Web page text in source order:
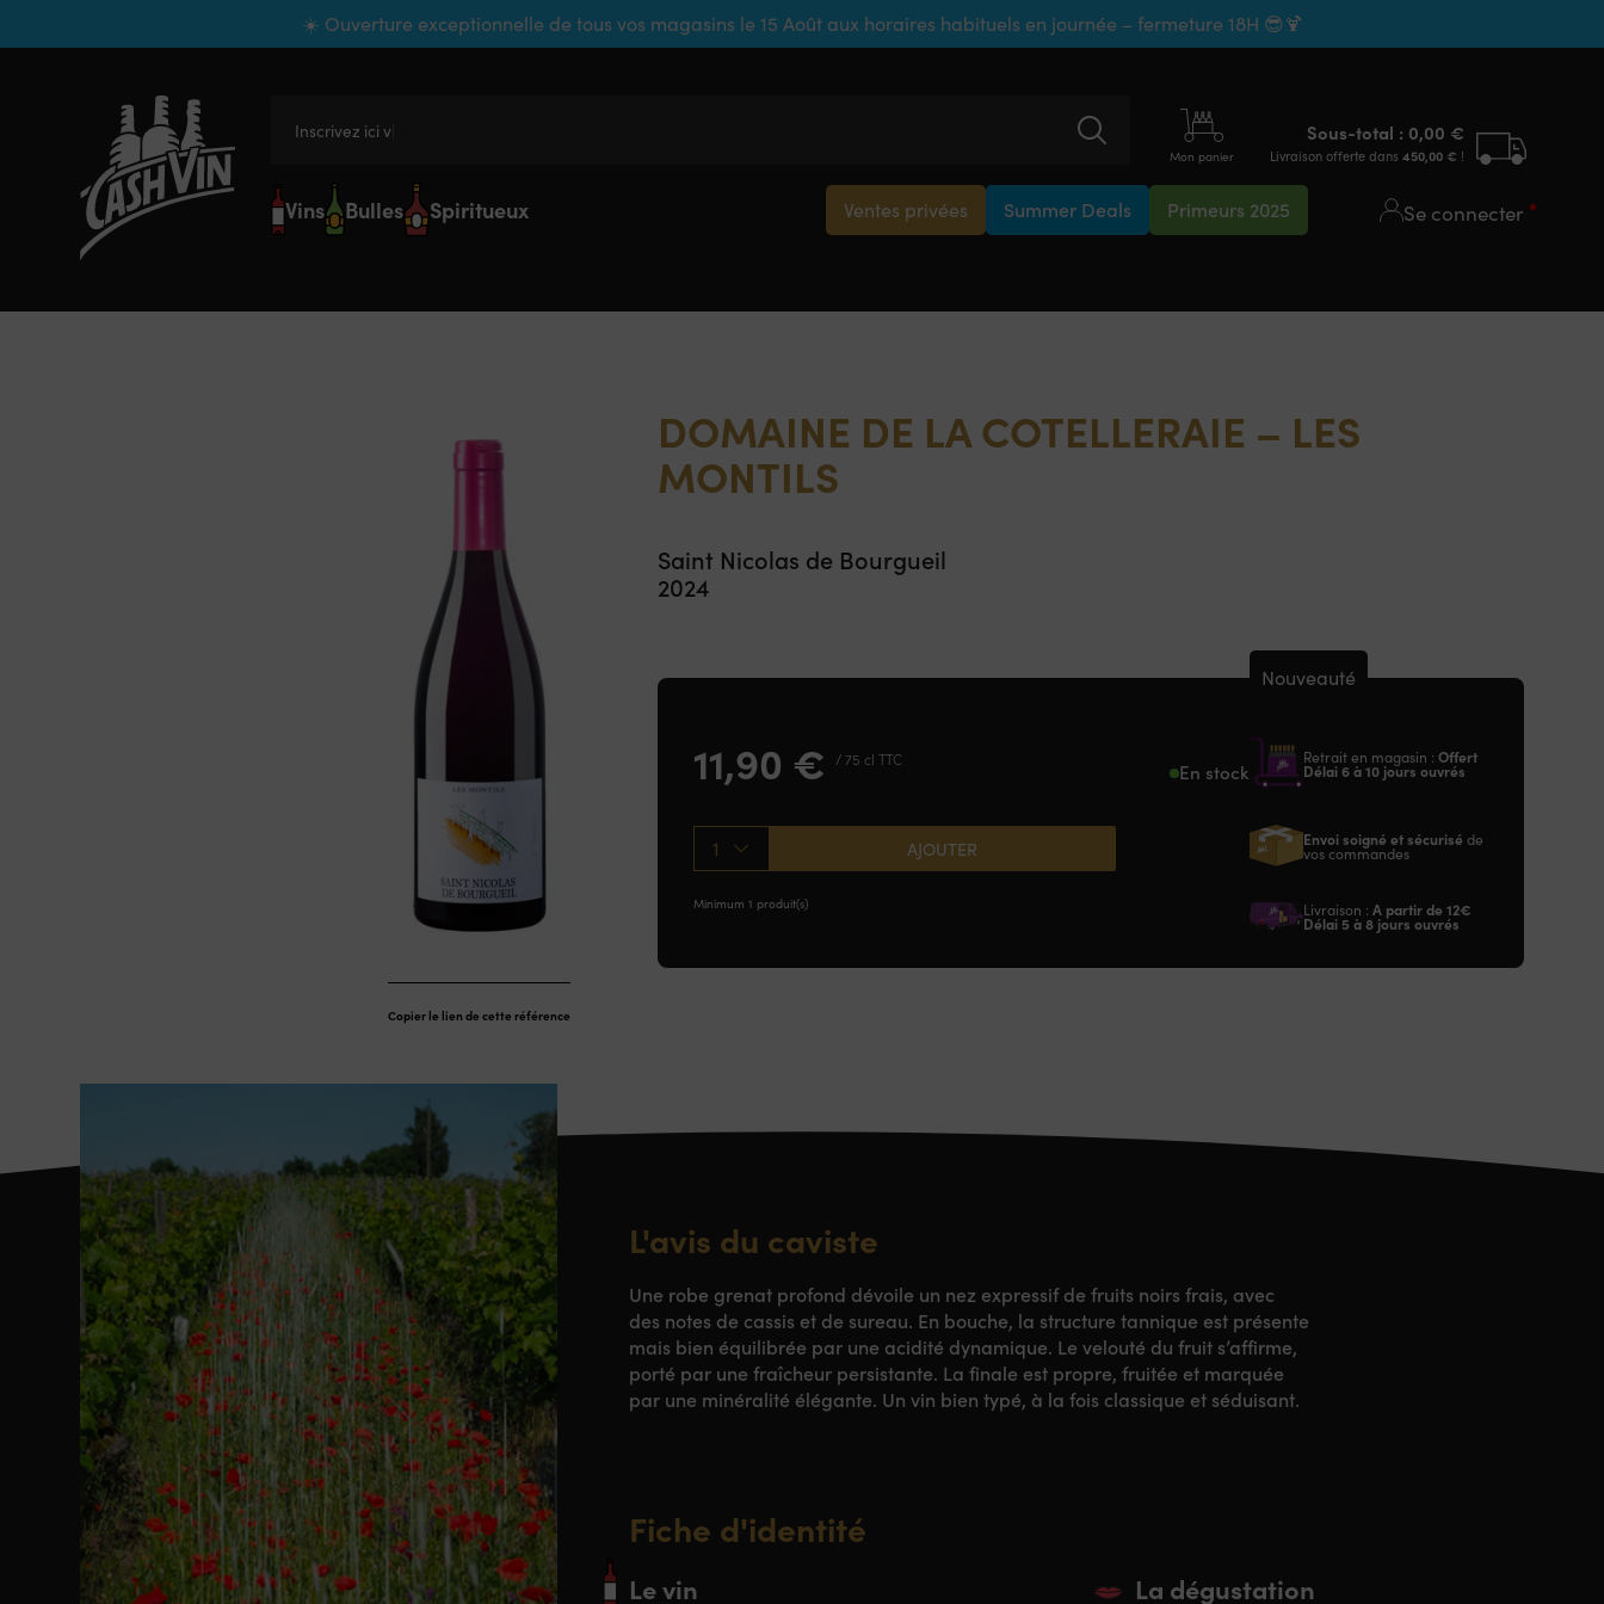
☀️ Ouverture exceptionnelle de tous vos magasins le 15 Août aux horaires habituels en journée – fermeture 18H 😎🍹
Inscrivez ici votre
Mon panier
Sous-total : 0,00 €
Livraison offerte dans 450,00 € !
Vins Bulles Spiritueux Ventes privées Summer Deals Primeurs 2025 Se connecter
Copier le lien de cette référence
DOMAINE DE LA COTELLERAIE – LES
MONTILS
Saint Nicolas de Bourgueil
2024
11,90 € / 75 cl TTC En stock
1 AJOUTER
Minimum 1 produit(s)
Nouveauté
Retrait en magasin : Offert
Délai 6 à 10 jours ouvrés
Envoi soigné et sécurisé de
vos commandes
Livraison : A partir de 12€
Délai 5 à 8 jours ouvrés
L'avis du caviste
Une robe grenat profond dévoile un nez expressif de fruits noirs frais, avec
des notes de cassis et de sureau. En bouche, la structure tannique est présente
mais bien équilibrée par une acidité dynamique. Le velouté du fruit s’affirme,
porté par une fraîcheur persistante. La finale est propre, fruitée et marquée
par une minéralité élégante. Un vin bien typé, à la fois classique et séduisant.
Fiche d'identité
Le vin La dégustation